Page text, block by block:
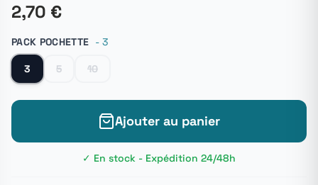
2,70 €
PACK POCHETTE - 3
3 5 10
Ajouter au panier
✓ En stock - Expédition 24/48h